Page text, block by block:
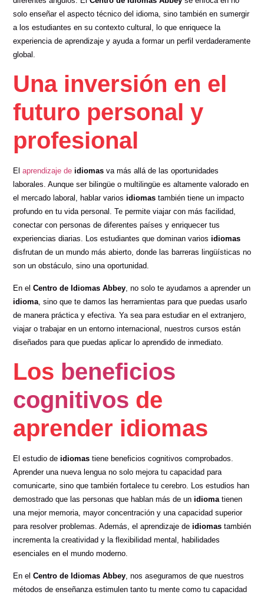
solo enseñar el aspecto técnico del idioma, sino también en sumergir
a los estudiantes en su contexto cultural, lo que enriquece la
experiencia de aprendizaje y ayuda a formar un perfil verdaderamente
global.
Una inversión en el
futuro personal y
profesional
El aprendizaje de idiomasva más allá de las oportunidades
laborales. Aunque ser bilingüe o multilingüe es altamente valorado en
el mercado laboral, hablar varios idiomastambién tiene un impacto
profundo en tu vida personal. Te permite viajar con más facilidad,
conectar con personas de diferentes países y enriquecer tus
experiencias diarias. Los estudiantes que dominan varios idiomas
disfrutan de un mundo más abierto, donde las barreras lingüísticas no
son un obstáculo, sino una oportunidad.
En el Centro de Idiomas Abbey, no solo te ayudamos a aprender un
idioma, sino que te damos las herramientas para que puedas usarlo
de manera práctica y efectiva. Ya sea para estudiar en el extranjero,
viajar o trabajar en un entorno internacional, nuestros cursos están
diseñados para que puedas aplicar lo aprendido de inmediato.
Los beneficios
cognitivos de
aprender idiomas
El estudio de idiomastiene beneficios cognitivos comprobados.
Aprender una nueva lengua no solo mejora tu capacidad para
comunicarte, sino que también fortalece tu cerebro. Los estudios han
demostrado que las personas que hablan más de un idiomatienen
una mejor memoria, mayor concentración y una capacidad superior
para resolver problemas. Además, el aprendizaje de idiomastambién
incrementa la creatividad y la flexibilidad mental, habilidades
esenciales en el mundo moderno.
En el Centro de Idiomas Abbey, nos aseguramos de que nuestros
métodos de enseñanza estimulen tanto tu mente como tu capacidad